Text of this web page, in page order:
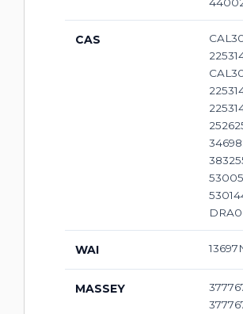
CAS
WAI
MASSEY